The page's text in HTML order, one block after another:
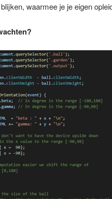
waarmee je je eigen